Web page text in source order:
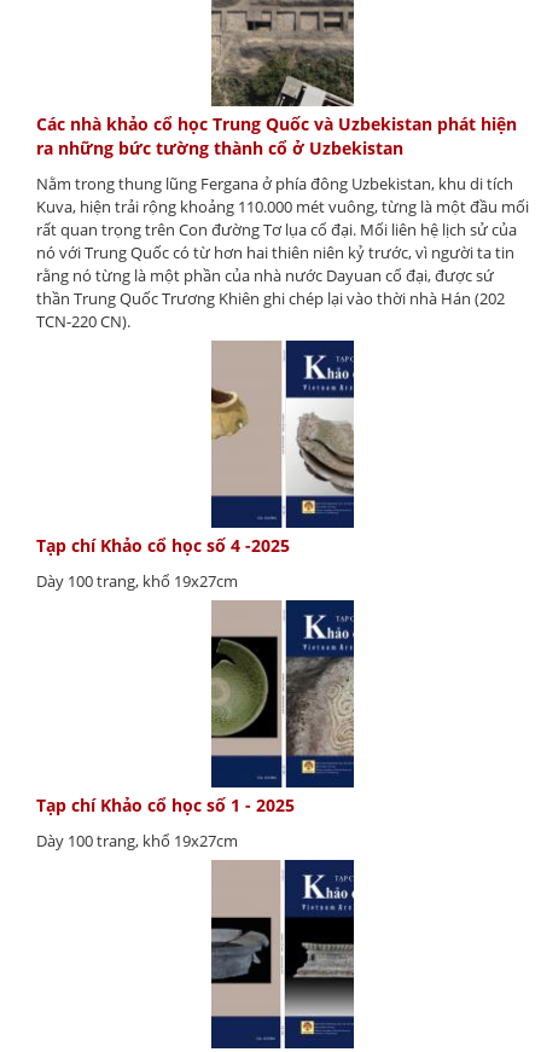
Các nhà khảo cổ học Trung Quốc và Uzbekistan phát hiện
ra những bức tường thành cổ ở Uzbekistan
Nằm trong thung lũng Fergana ở phía đông Uzbekistan, khu di tích
Kuva, hiện trải rộng khoảng 110.000 mét vuông, từng là một đầu mối
rất quan trọng trên Con đường Tơ lụa cổ đại. Mối liên hệ lịch sử của
nó với Trung Quốc có từ hơn hai thiên niên kỷ trước, vì người ta tin
rằng nó từng là một phần của nhà nước Dayuan cổ đại, được sứ
thần Trung Quốc Trương Khiên ghi chép lại vào thời nhà Hán (202
TCN-220 CN).
Tạp chí Khảo cổ học số 4 -2025
Dày 100 trang, khổ 19x27cm
Tạp chí Khảo cổ học số 1 - 2025
Dày 100 trang, khổ 19x27cm